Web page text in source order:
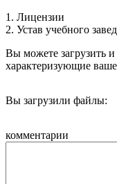
1. Лицензии
2. Устав учебного
Вы можете загрузить
характеризующие
Вы загрузили файлы:
комментарии